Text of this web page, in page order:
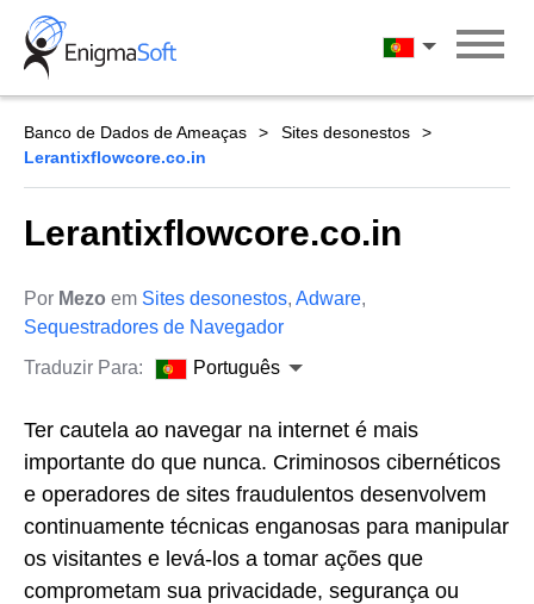
Skip
content
Português
Banco de Dados de Ameaças
Sites desonestos
Lerantixflowcore.co.in
Lerantixflowcore.co.in
Por Mezo em Sites desonestos, Adware,
Sequestradores de Navegador
Traduzir Para:
Português
Ter cautela ao navegar na internet é mais
importante do que nunca. Criminosos cibernéticos
e operadores de sites fraudulentos desenvolvem
continuamente técnicas enganosas para manipular
os visitantes e levá-los a tomar ações que
comprometam sua privacidade, segurança ou